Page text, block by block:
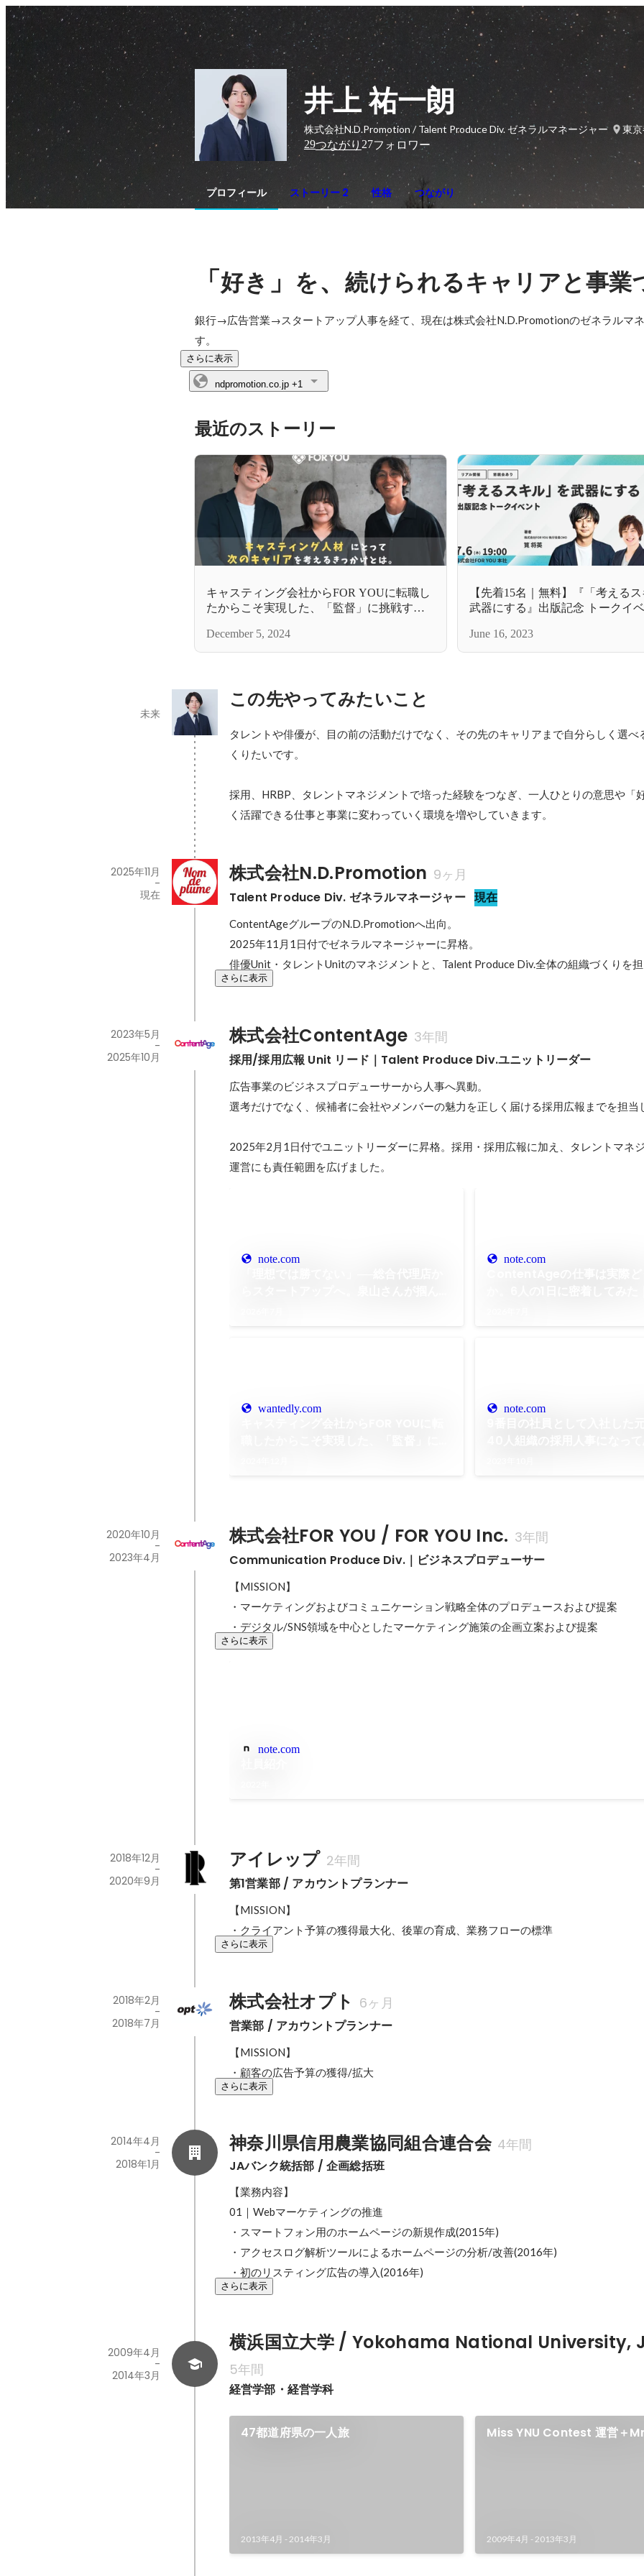
井上 祐一朗
株式会社N.D.Promotion / Talent Produce Div. ゼネラルマネージャー
東
29つながり 27フォロワー
プロフィール ストーリー 2 性格 つながり
「好き 」 を、続けられるキャリアと事業
銀行→広告営業→スタートアップ人事を経て、現在は株式会社N.D.Promotionのゼネラルマ
す。
さらに表示
ndpromotion.co.jp+1
最近のストーリー
キャスティング会社からFOR YOUに転職し
たからこそ実現した、「監督」に挑戦する
December 5, 2024
【先着15名｜無料】『「考える
武器にする』出版記念 トークイ
June 16, 2023
この先やってみたいこと
未来
タレントや俳優が、目の前の活動だけでなく、その先のキャリアまで自分らしく選べ
くりたいです。
採用、HRBP、タレントマネジメントで培った経験をつなぎ、一人ひとりの意思や「
く活躍できる仕事と事業に変わっていく環境を増やしていきます。
株式会社N.D.Promotion 9ヶ月
Talent Produce Div. ゼネラルマネージャー 現在
2025年11月
-
現在
ContentAgeグループのN.D.Promotionへ出向。
2025年11月1日付でゼネラルマネージャーに昇格。
俳優Unit・タレントUnitのマネジメントと、Talent Produce Div.全体の組織づくりを担
さらに表示
株式会社ContentAge 3年間
採用/採用広報 Unit リード｜Talent Produce Div.ユニットリーダー
2023年5月
-
2025年10月
広告事業のビジネスプロデューサーから人事へ異動。
選考だけでなく、候補者に会社やメンバーの魅力を正しく届ける採用広報までを担当
2025年2月1日付でユニットリーダーに昇格。採用・採用広報に加え、タレントマネ
運営にも責任範囲を広げました。
note.com note.com
wantedly.com note.com
株式会社FOR YOU / FOR YOU Inc. 3年間
Communication Produce Div.｜ビジネスプロデューサー
2020年10月
-
2023年4月
【MISSION】
・マーケティングおよびコミュニケーション戦略全体のプロデュースおよび提案
・デジタル/SNS領域を中心としたマーケティング施策の企画立案および提案
さらに表示
note.com
アイレップ 2年間
第1営業部 / アカウントプランナー
2018年12月
-
2020年9月
【MISSION】
・クライアント予算の獲得最大化、後輩の育成、業務フローの標準
さらに表示
株式会社オプト 6ヶ月
営業部 / アカウントプランナー
2018年2月
-
2018年7月
【MISSION】
・顧客の広告予算の獲得/拡大
さらに表示
神奈川県信用農業協同組合連合会 4年間
JAバンク統括部 / 企画総括班
2014年4月
-
2018年1月
【業務内容】
01｜Webマーケティングの推進
・スマートフォン用のホームページの新規作成(2015年)
・アクセスログ解析ツールによるホームページの分析/改善(2016年)
・初のリスティング広告の導入(2016年)
さらに表示
横浜国立大学 / Yokohama National University,
5年間
経営学部・経営学科
2009年4月
-
2014年3月
47都道府県の一人旅
2013年4月 - 2014年3月
Miss YNU Contest 運営＋
2009年4月 - 2013年3月